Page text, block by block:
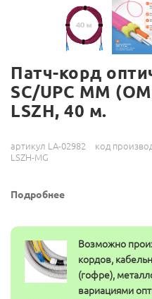
Патч-корд
SC/UPC MM
LSZH, 40 м.
артикул LA-02982
код
LSZH-MG
Подробнее
Возможно
кордов,
(гофре),
вариациями